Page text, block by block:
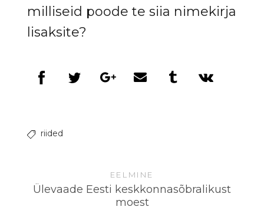
milliseid poode te siia nimekirja
lisaksite?
riided
EELMINE
Ülevaade Eesti keskkonnasõbralikust
moest